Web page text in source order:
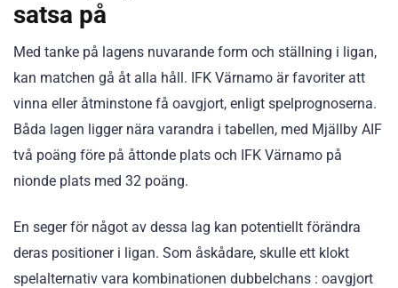
satsa på
Med tanke på lagens nuvarande form och ställning i ligan,
kan matchen gå åt alla håll. IFK Värnamo är favoriter att
vinna eller åtminstone få oavgjort, enligt spelprognoserna.
Båda lagen ligger nära varandra i tabellen, med Mjällby AIF
två poäng före på åttonde plats och IFK Värnamo på
nionde plats med 32 poäng.
En seger för något av dessa lag kan potentiellt förändra
deras positioner i ligan. Som åskådare, skulle ett klokt
spelalternativ vara kombinationen dubbelchans : oavgjort